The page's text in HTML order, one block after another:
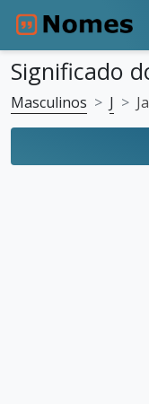
Significado
Masculinos J